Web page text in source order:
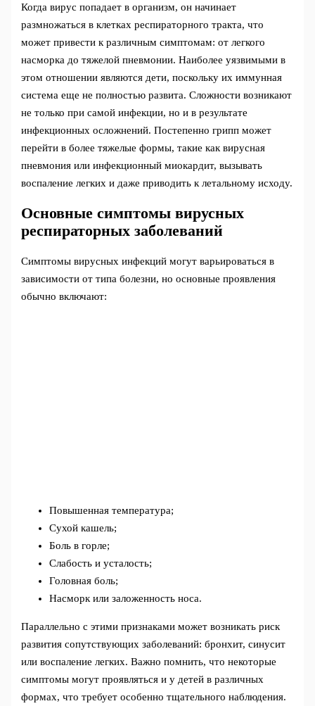
Когда вирус попадает в организм, он начинает
размножаться в клетках респираторного тракта, что
может привести к различным симптомам: от легкого
насморка до тяжелой пневмонии. Наиболее уязвимыми в
этом отношении являются дети, поскольку их иммунная
система еще не полностью развита. Сложности возникают
не только при самой инфекции, но и в результате
инфекционных осложнений. Постепенно грипп может
перейти в более тяжелые формы, такие как вирусная
пневмония или инфекционный миокардит, вызывать
воспаление легких и даже приводить к летальному исходу.
Основные симптомы вирусных
респираторных заболеваний
Симптомы вирусных инфекций могут варьироваться в
зависимости от типа болезни, но основные проявления
обычно включают:
Повышенная температура;
Сухой кашель;
Боль в горле;
Слабость и усталость;
Головная боль;
Насморк или заложенность носа.
Параллельно с этими признаками может возникать риск
развития сопутствующих заболеваний: бронхит, синусит
или воспаление легких. Важно помнить, что некоторые
симптомы могут проявляться и у детей в различных
формах, что требует особенно тщательного наблюдения.